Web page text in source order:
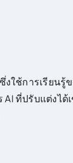
ใช้การเรียน
ที่ปรับแต่งได้